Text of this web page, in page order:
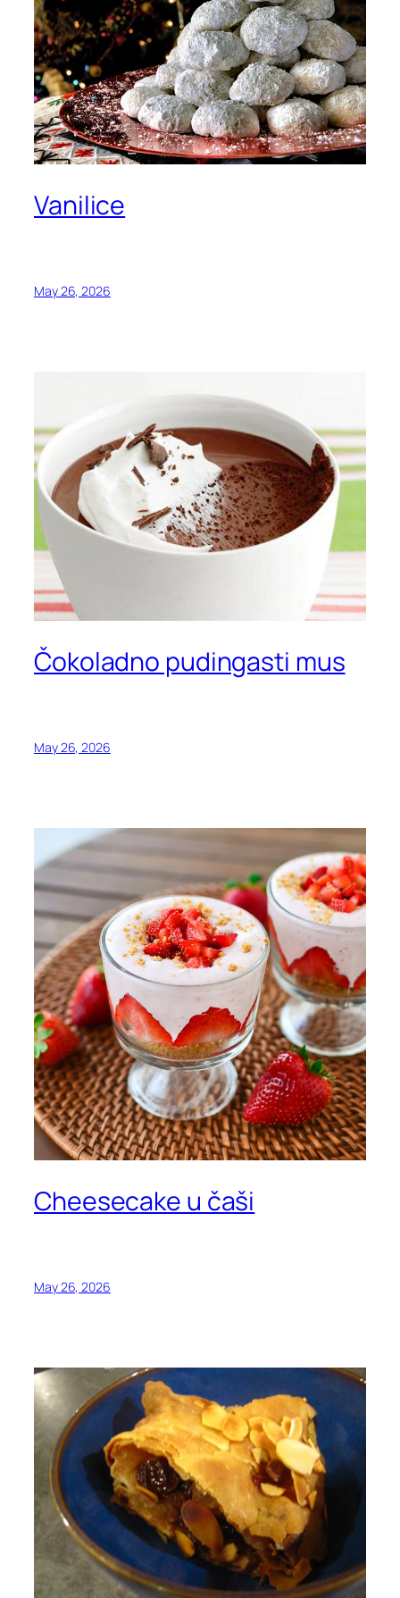
Vanilice
May 26, 2026
Čokoladno pudingasti mus
May 26, 2026
Cheesecake u čaši
May 26, 2026